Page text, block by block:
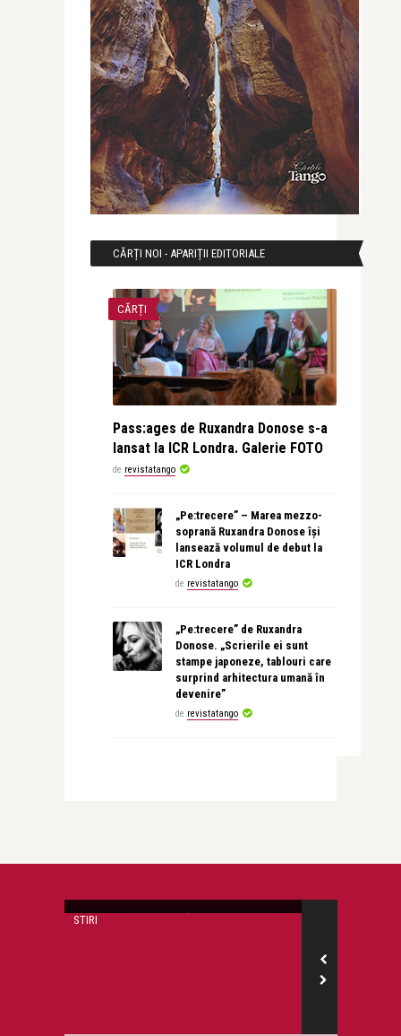
CĂRȚI NOI - APARIȚII EDITORIALE
CĂRȚI
Pass:ages de Ruxandra Donose s-a
lansat la ICR Londra. Galerie FOTO
de revistatango
„Pe:trecere” – Marea mezzo-
soprană Ruxandra Donose își
lansează volumul de debut la
ICR Londra
de revistatango
„Pe:trecere” de Ruxandra
Donose. „Scrierile ei sunt
stampe japoneze, tablouri care
surprind arhitectura umană în
devenire”
de revistatango
STIRI